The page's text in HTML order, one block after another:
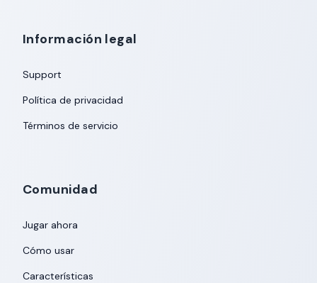
Información legal
Support
Política de privacidad
Términos de servicio
Comunidad
Jugar ahora
Cómo usar
Características